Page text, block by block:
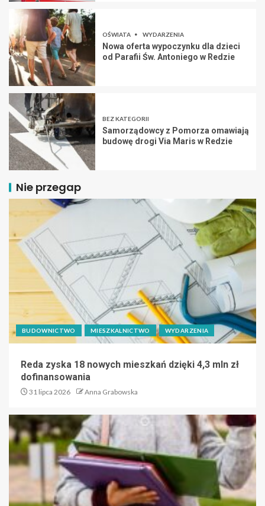
OŚWIATA WYDARZENIA
Nowa oferta wypoczynku dla dzieci
od Parafii Św. Antoniego w Redzie
BEZ KATEGORII
Samorządowcy z Pomorza omawiają
budowę drogi Via Maris w Redzie
Nie przegap
BUDOWNICTWO MIESZKALNICTWO WYDARZENIA
Reda zyska 18 nowych mieszkań dzięki 4,3 mln zł
dofinansowania
31 lipca 2026 Anna Grabowska